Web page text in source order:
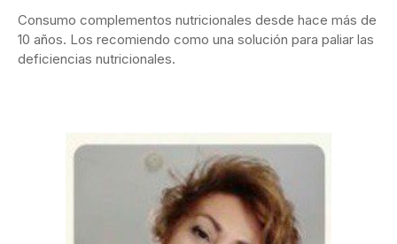
Consumo complementos nutricionales desde hace más de
10 años. Los recomiendo como una solución para paliar las
deficiencias nutricionales.